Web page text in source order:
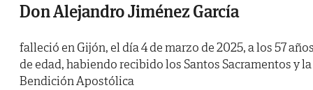
Don Alejandro Jiménez García
falleció en Gijón, el día 4 de marzo de 2025, a los 57
de edad, habiendo recibido los Santos Sacramentos y la
Bendición Apostólica